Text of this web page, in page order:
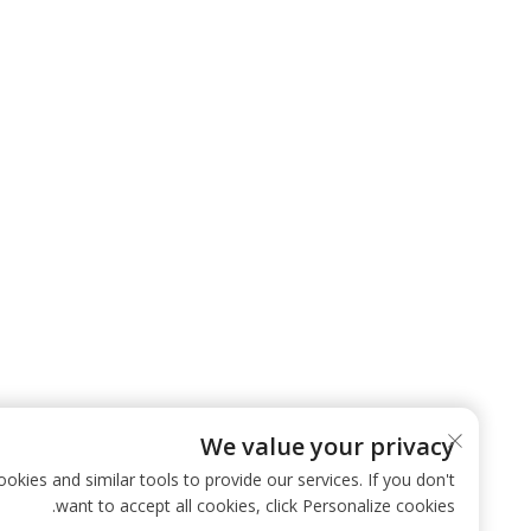
We value your privacy
use cookies and similar tools to provide our services. If you don't
want to accept all cookies, click Personalize cookies.